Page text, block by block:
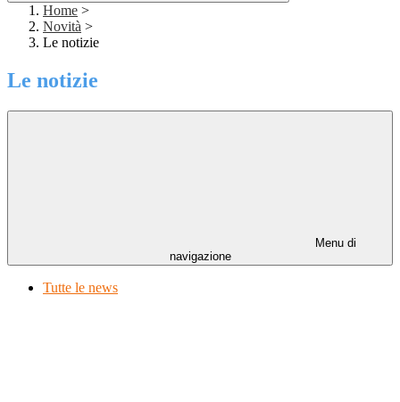
Home >
Novità >
Le notizie
Le notizie
Menu di
navigazione
Tutte le news